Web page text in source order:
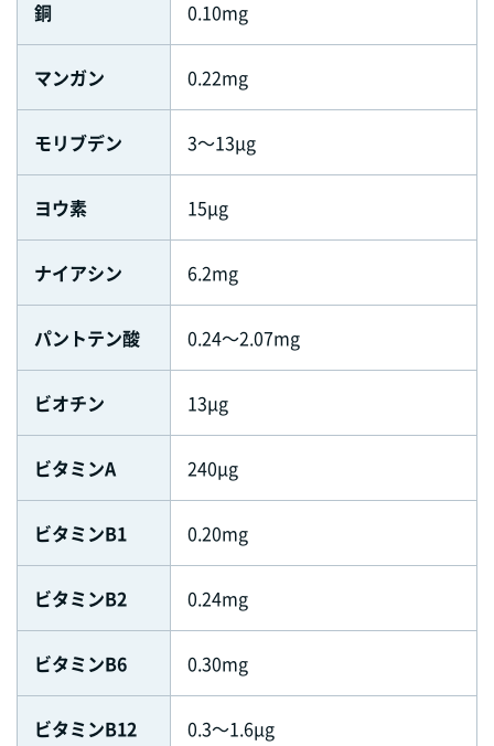
銅 0.10mg
マンガン 0.22mg
モリブデン 3～13μg
ヨウ素 15μg
ナイアシン 6.2mg
パントテン酸 0.24～2.07mg
ビオチン 13μg
ビタミンA 240μg
ビタミンB1 0.20mg
ビタミンB2 0.24mg
ビタミンB6 0.30mg
ビタミンB12 0.3～1.6μg